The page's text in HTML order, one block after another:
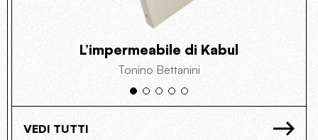
L’impermeabile di Kabul
Tonino Bettanini
VEDI TUTTI